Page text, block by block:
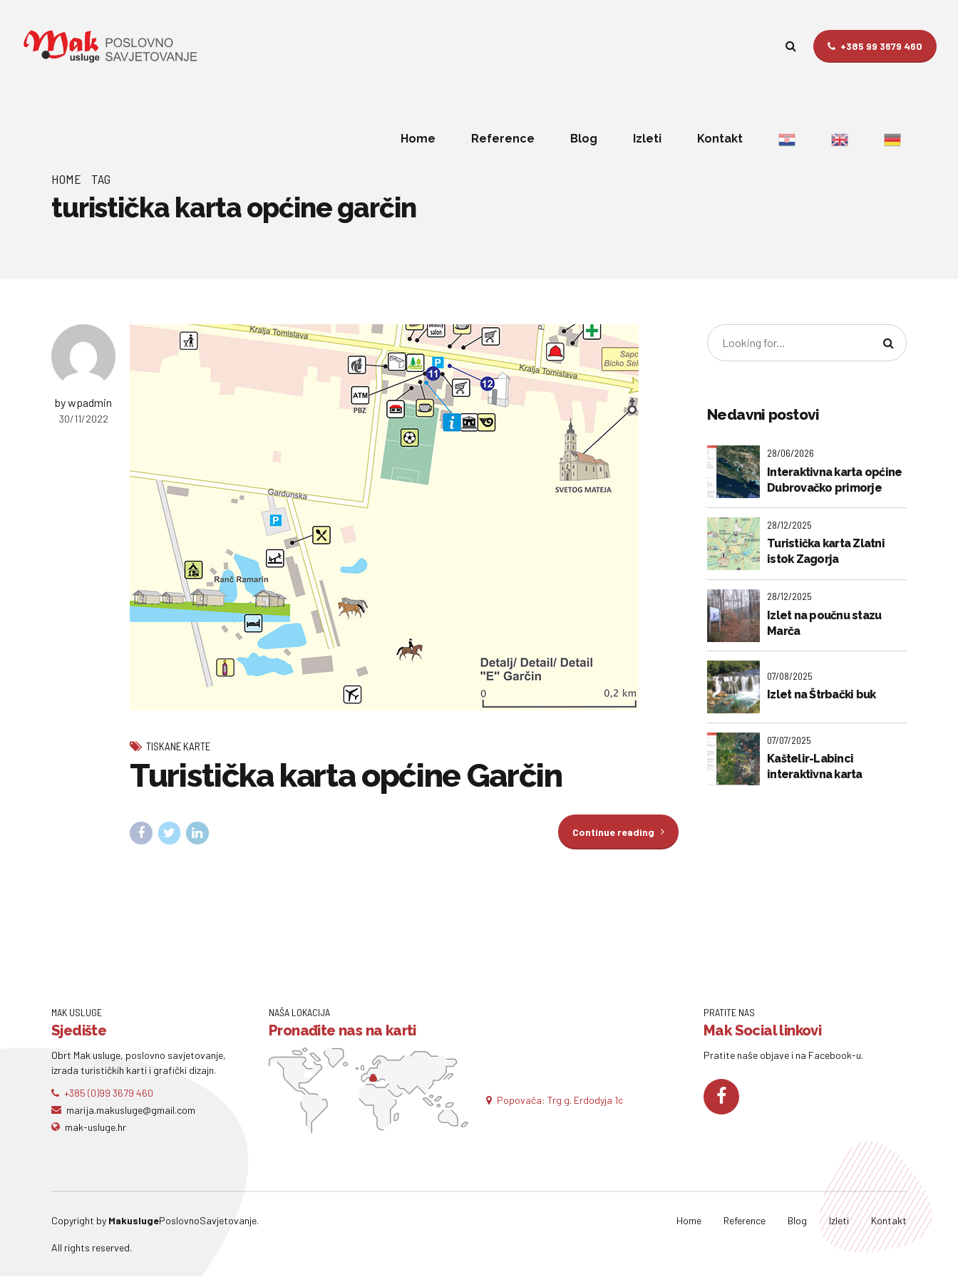
+385 99 3679 460
Home Reference Blog Izleti Kontakt
HOME TAG
turistička karta općine garčin
by wpadmin
30/11/2022
TISKANE KARTE
Turistička karta općine Garčin
Continue reading
Nedavni postovi
28/06/2026
Interaktivna karta općine
Dubrovačko primorje
28/12/2025
Turistička karta Zlatni
istok Zagorja
28/12/2025
Izlet na poučnu stazu
Marča
07/08/2025
Izlet na Štrbački buk
07/07/2025
Kaštelir-Labinci
interaktivna karta
MAK USLUGE
Sjedište
Obrt Mak usluge, poslovno savjetovanje,
izrada turističkih karti i grafički dizajn.
+385 (0)99 3679 460
marija.makusluge@gmail.com
mak-usluge.hr
NAŠA LOKACIJA
Pronađite nas na karti
Popovača: Trg g. Erdodyja 1c
PRATITE NAS
Mak Social linkovi
Pratite naše objave i na Facebook-u.
Copyright by MakuslugePoslovnoSavjetovanje.
All rights reserved.
Home Reference Blog Izleti Kontakt